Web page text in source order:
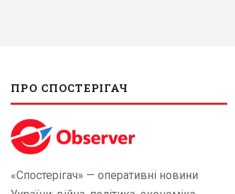
ПРО СПОСТЕРІГАЧ
«Спостерігач» — оперативні новини